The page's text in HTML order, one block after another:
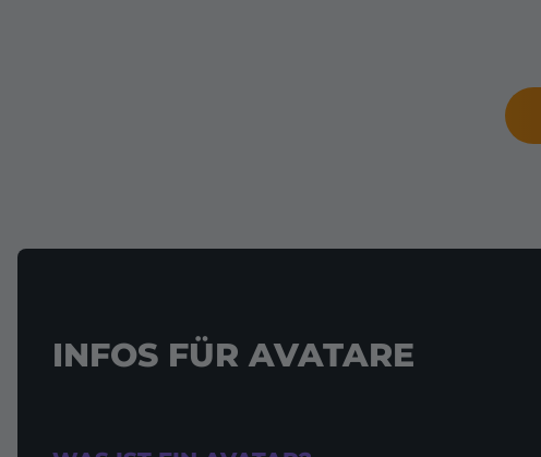
INFOS FÜR AVATARE